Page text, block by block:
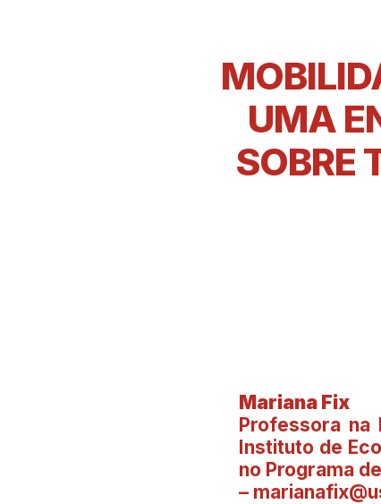
UMA
SOBRE
Mariana Fix
Professora na
Instituto de
no Programa
–